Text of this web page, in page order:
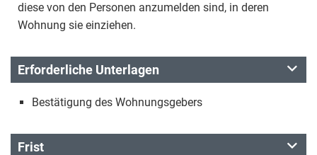
diese von den Personen anzumelden sind, in deren
Wohnung sie einziehen.
Erforderliche Unterlagen
Bestätigung des Wohnungsgebers
Frist